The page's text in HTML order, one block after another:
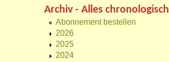
Archiv - Alles chronologisch
Abonnement bestellen
2026
2025
2024